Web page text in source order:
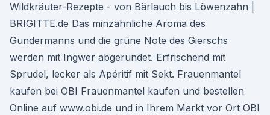
Wildkräuter-Rezepte - von Bärlauch bis Löwenzahn |
BRIGITTE.de Das minzähnliche Aroma des
Gundermanns und die grüne Note des Gierschs
werden mit Ingwer abgerundet. Erfrischend mit
Sprudel, lecker als Apéritif mit Sekt. Frauenmantel
kaufen bei OBI Frauenmantel kaufen und bestellen
Online auf www.obi.de und in Ihrem Markt vor Ort OBI